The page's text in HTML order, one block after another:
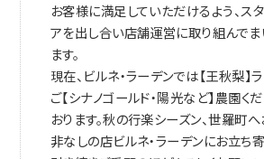
お客様に満足していただけるよう、ス
アを出し合い店舗運営に取り組んで
ます。
現在、ビルネ・ラーデンでは【王秋梨】ラ
ご【シナノゴールド・陽光など】農園く
おります。秋の行楽シーズン、世羅町
非なしの店ビルネ・ラーデンにお立ち寄